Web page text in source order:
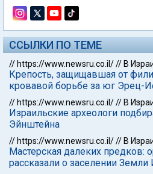
ССЫЛКИ ПО ТЕМЕ
// https://www.newsru.co.il/// В
Крепость, защищавшая от
кровавой борьбе за юг Эрец-
// https://www.newsru.co.il/// В
Израильские археологи
Эйнштейна
// https://www.newsru.co.il/// В
Мастерская далеких предков:
рассказали о заселении Земли